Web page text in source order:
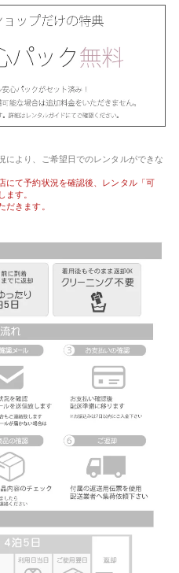
により、ご希望日でのレンタルができな
にて予約状況を確認後、レンタル「可
す。
きます。